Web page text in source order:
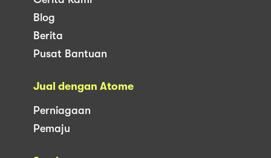
Blog
Berita
Pusat Bantuan
Jual dengan Atome
Perniagaan
Pemaju